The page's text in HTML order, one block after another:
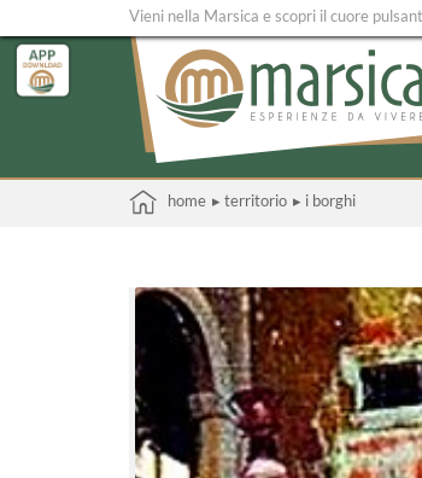
Vieni nella Marsica e scopri il cuore
home ▸ territorio ▸ i borghi